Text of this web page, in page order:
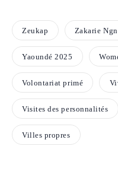
Zeukap Zakarie
Yaoundé 2025
Volontariat primé
Visites des personnalités
Villes propres